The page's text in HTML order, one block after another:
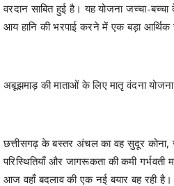
वरदान साबित हुई है। यह योजना जच्चा-
आय हानि की भरपाई करने में एक बड़ा
अबूझमाड़ की माताओं के लिए मातृ वंदना योजना
छत्तीसगढ़ के बस्तर अंचल का वह सुदूर कोना,
परिस्थितियाँ और जागरूकता की कमी
आज वहाँ बदलाव की एक नई बयार बह रही